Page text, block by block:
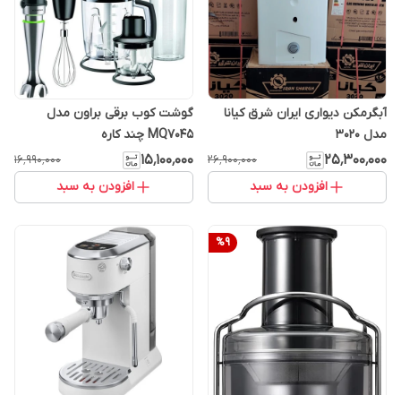
آبگرمکن دیواری ایران شرق کیانا
مدل 3020
۲۵٬۳۰۰٬۰۰۰ ۲۶٬۹۰۰٬۰۰۰
افزودن به سبد
گوشت کوب برقی براون مدل
MQ7045 چند کاره
۱۵٬۱۰۰٬۰۰۰ ۱۶٬۹۹۰٬۰۰۰
افزودن به سبد
%9